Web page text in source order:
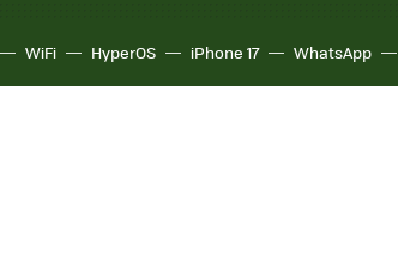
WiFi HyperOS iPhone 17 WhatsApp